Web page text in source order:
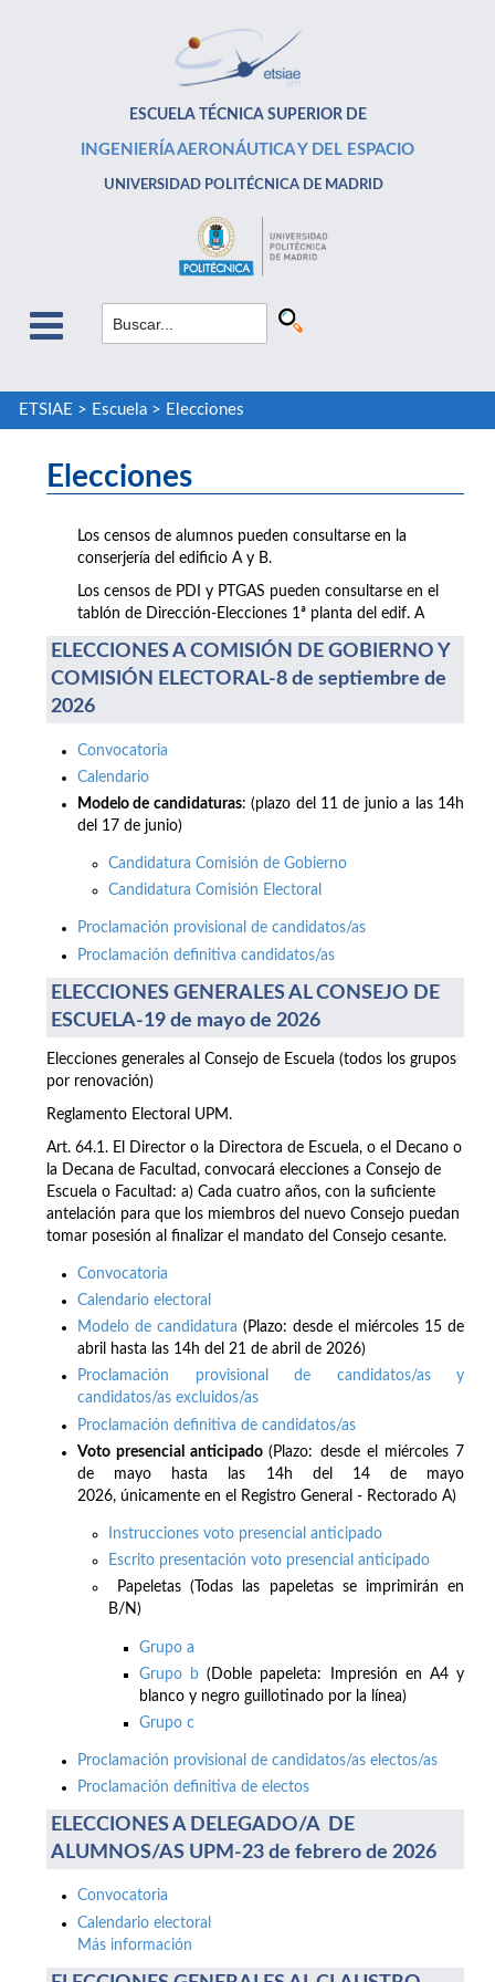
ESCUELA TÉCNICA SUPERIOR DE
INGENIERÍA AERONÁUTICA Y DEL ESPACIO
UNIVERSIDAD POLITÉCNICA DE MADRID
ETSIAE > Escuela> Elecciones
Elecciones
Los censos de alumnos pueden consultarse en la
conserjería del edificio A y B.
Los censos de PDI y PTGAS pueden consultarse en el
tablón de Dirección-Elecciones 1ª planta del edif. A
ELECCIONES A COMISIÓN DE GOBIERNO Y
COMISIÓN ELECTORAL-8 de septiembre de
2026
Convocatoria
Calendario
Modelo de candidaturas: (plazo del 11 de junio a las 14h
del 17 de junio)
Candidatura Comisión de Gobierno
Candidatura Comisión Electoral
Proclamación provisional de candidatos/as
Proclamación definitiva candidatos/as
ELECCIONES GENERALES AL CONSEJO DE
ESCUELA-19 de mayo de 2026
Elecciones generales al Consejo de Escuela (todos los grupos
por renovación)
Reglamento Electoral UPM.
Art. 64.1. El Director o la Directora de Escuela, o el Decano o
la Decana de Facultad, convocará elecciones a Consejo de
Escuela o Facultad: a) Cada cuatro años, con la suficiente
antelación para que los miembros del nuevo Consejo puedan
tomar posesión al finalizar el mandato del Consejo cesante.
Convocatoria
Calendario electoral
Modelo de candidatura (Plazo: desde el miércoles 15 de
abril hasta las 14h del 21 de abril de 2026)
Proclamación provisional de candidatos/as y
candidatos/as excluidos/as
Proclamación definitiva de candidatos/as
Voto presencial anticipado(Plazo: desde el miércoles 7
de mayo hasta las 14h del 14 de mayo
2026, únicamente en el Registro General - Rectorado A)
Instrucciones voto presencial anticipado
Escrito presentación voto presencial anticipado
Papeletas (Todas las papeletas se imprimirán en
B/N)
Grupo a
Grupo b (Doble papeleta: Impresión en A4 y
blanco y negro guillotinado por la línea)
Grupo c
Proclamación provisional de candidatos/as electos/as
Proclamación definitiva de electos
ELECCIONES A DELEGADO/A DE
ALUMNOS/AS UPM-23 de febrero de 2026
Convocatoria
Calendario electoral
Más información